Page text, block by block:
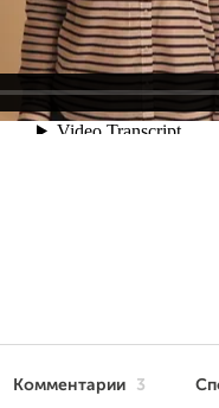
Комментарии 3